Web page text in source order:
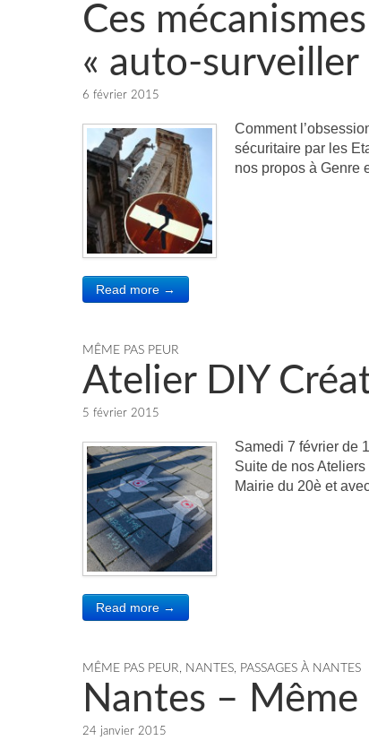
Ces
« auto-
6 février 2015
Comment
sécuritaire par les
nos propos à Genre
Read more →
MÊME PAS PEUR
Atelier DIY
5 février 2015
Samedi 7 février de
Suite de nos
Mairie du 20è et
Read more →
MÊME PAS PEUR, NANTES, PASSAGES À NANTES
Nantes – Même
24 janvier 2015